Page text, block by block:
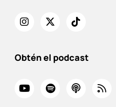
Obtén el podcast